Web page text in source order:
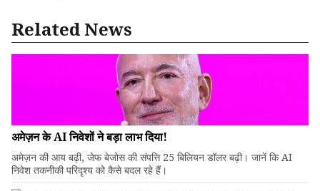
Related News
अमेज़न के AI निवेशों ने बड़ा लाभ दिया!
अमेज़न की आय बढ़ी, जेफ बेजोस की संपत्ति 25 बिलियन डॉलर बढ़ी। जानें कि AI
निवेश तकनीकी परिदृश्य को कैसे बदल रहे हैं।